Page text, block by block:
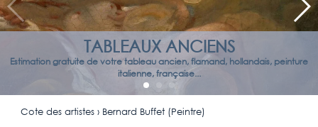
TABLEAUX ANCIENS
Estimation gratuite de votre tableau ancien, flamand, hollandais, peinture
italienne, française...
Cote des artistes› Bernard Buffet (Peintre)